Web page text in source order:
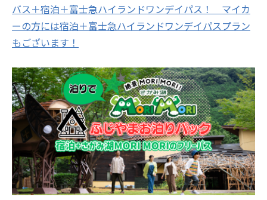
バス＋宿泊＋富士急ハイランドワンデイパス！ マイカ
ーの方には宿泊＋富士急ハイランドワンデイパスプラン
もございます！